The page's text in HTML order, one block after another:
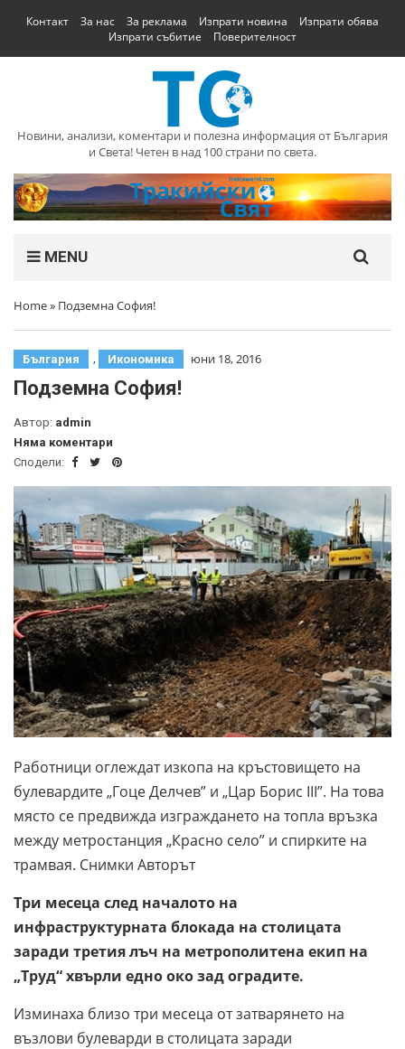
Контакт За нас За реклама Изпрати новина
Изпрати обява
Изпрати събитие
Поверителност
Новини, анализи, коментари и полезна информация от България
и Света! Четен в над 100 страни по света.
MENU
Home» Подземна София!
България , Икономика юни 18, 2016
Подземна София!
Автор: admin
Няма коментари
Сподели:
Работници оглеждат изкопа на кръстовището на
булевардите „Гоце Делчев” и „Цар Борис III”. На това
място се предвижда изграждането на топла връзка
между метростанция „Красно село” и спирките на
трамвая. Снимки Авторът
Три месеца след началото на
инфраструктурната блокада на столицата
заради третия лъч на метрополитена екип на
„Труд“ хвърли едно око зад оградите.
Изминаха близо три месеца от затварянето на
възлови булеварди в столицата заради